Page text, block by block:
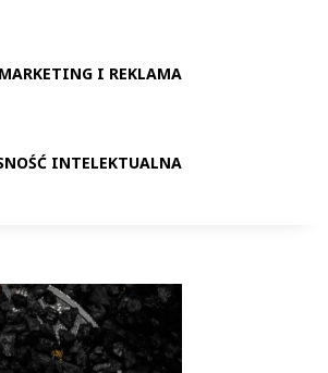
MARKETING I REKLAMA
INTELEKTUALNA